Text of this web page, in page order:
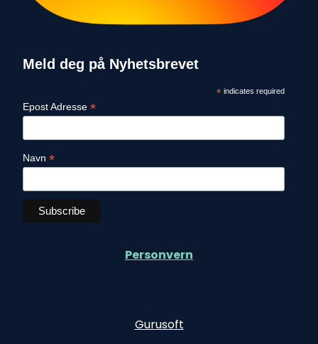
Meld deg på Nyhetsbrevet
*indicates required
Epost Adresse *
Navn *
Personvern
Gurusoft